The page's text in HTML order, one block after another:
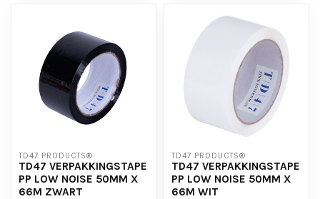
TD47 PRODUCTS®
TD47 VERPAKKINGSTAPE
PP LOW NOISE 50MM X
66M ZWART
TD47 PRODUCTS®
TD47 VERPAKKINGSTAPE
PP LOW NOISE 50MM X
66M WIT